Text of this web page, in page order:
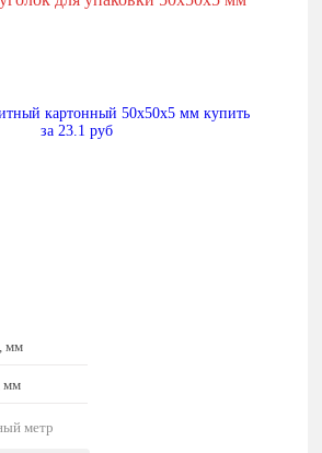
мм
мм
метр